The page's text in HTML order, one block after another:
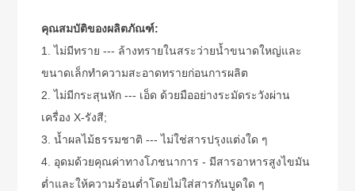
คุณสมบัติของผลิตภัณฑ์:
1. ไม่มีทราย --- ล้างทรายในสระว่ายน้ำขนาดใหญ่และ
ขนาดเล็กทำความสะอาดทรายก่อนการผลิต
2. ไม่มีกระสุนหัก --- เอ็ด ด้วยมืออย่างระมัดระวังผ่าน
เครื่อง X-รังสี;
3. น้ำผลไม้ธรรมชาติ --- ไม่ใช่สารปรุงแต่งใด ๆ
4. อุดมด้วยคุณค่าทางโภชนาการ - มีสารอาหารสูงไขมัน
ต่ำและให้ความร้อนต่ำโดยไม่ใส่สารกันบูดใด ๆ